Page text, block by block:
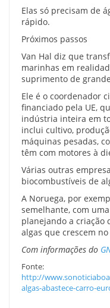
Elas só precisam de
rápido.
Próximos passos
Van Hal diz que
marinhas em
suprimento de
Ele é o coordenador
financiado pela UE,
indústria inteira em
inclui cultivo,
máquinas pesadas,
têm com motores à
Várias outras
biocombustíveis de
A Noruega, por
semelhante, com
planejando a criação
algas que crescem
Com informações do
Fonte:
http://
algas-abastece-carro-